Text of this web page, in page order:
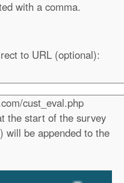
with a comma.
to URL (optional):
cust_eval.php
the start of the survey
will be appended to the